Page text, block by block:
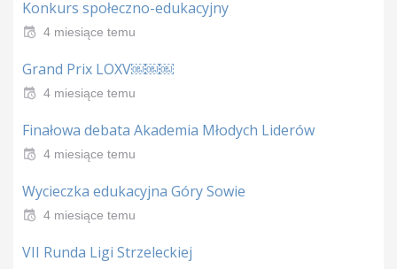
Konkurs społeczno-edukacyjny
4 miesiące temu
Grand Prix LOXV￼￼￼
4 miesiące temu
Finałowa debata Akademia Młodych Liderów
4 miesiące temu
Wycieczka edukacyjna Góry Sowie
4 miesiące temu
VII Runda Ligi Strzeleckiej